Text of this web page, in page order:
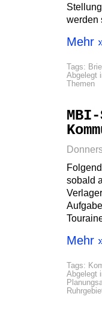
werden
Mehr
Tags:
Abgelegt
Themen
sobald
Mehr
Tags:
Abgelegt